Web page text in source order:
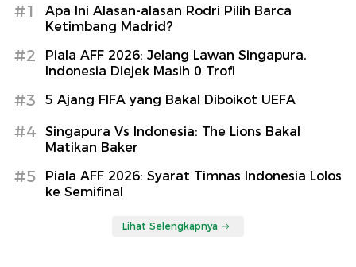
#1
Apa Ini Alasan-alasan Rodri Pilih Barca
Ketimbang Madrid?
#2
Piala AFF 2026: Jelang Lawan Singapura,
Indonesia Diejek Masih 0 Trofi
#3 5 Ajang FIFA yang Bakal Diboikot UEFA
#4
Singapura Vs Indonesia: The Lions Bakal
Matikan Baker
#5
Piala AFF 2026: Syarat Timnas Indonesia Lolos
ke Semifinal
Lihat Selengkapnya